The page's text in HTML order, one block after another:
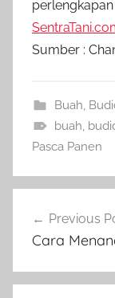
Sumber :
Buah,
buah,
Pasca Panen
pos
Previous
Cara